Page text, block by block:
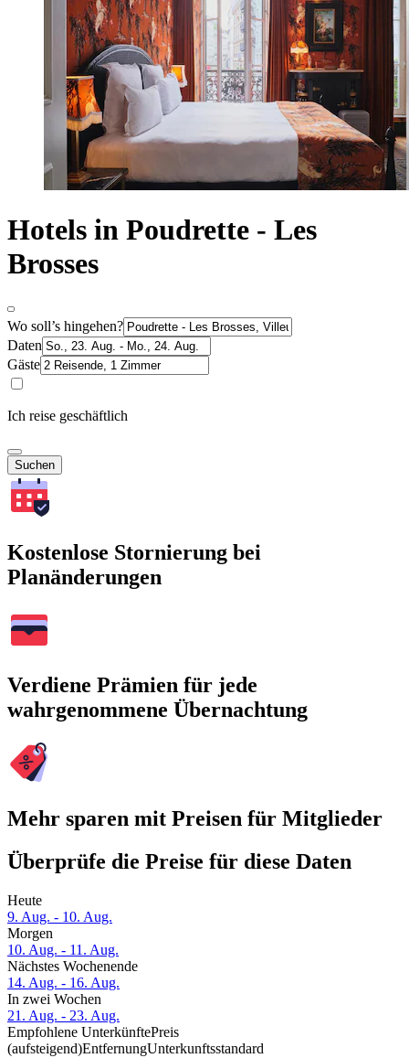
Hotels in Poudrette - Les
Brosses
Wo soll’s hingehen?
Daten
Gäste
Ich reise geschäftlich
Suchen
Kostenlose Stornierung bei
Planänderungen
Verdiene Prämien für jede
wahrgenommene Übernachtung
Mehr sparen mit Preisen für Mitglieder
Überprüfe die Preise für diese Daten
Heute
9. Aug. - 10. Aug.
Morgen
10. Aug. - 11. Aug.
Nächstes Wochenende
14. Aug. - 16. Aug.
In zwei Wochen
21. Aug. - 23. Aug.
Empfohlene UnterkünftePreis
(aufsteigend)EntfernungUnterkunftsstandard